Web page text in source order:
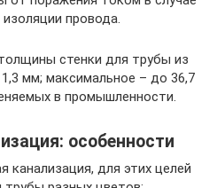
провода.
стенки для трубы из
мм; максимальное – до 36,7
в промышленности.
особенности
канализация, для этих целей